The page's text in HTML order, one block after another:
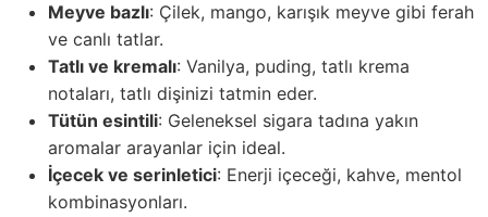
Meyve bazlı: Çilek, mango, karışık meyve gibi ferah
ve canlı tatlar.
Tatlı ve kremalı: Vanilya, puding, tatlı krema
notaları, tatlı dişinizi tatmin eder.
Tütün esintili: Geleneksel sigara tadına yakın
aromalar arayanlar için ideal.
İçecek ve serinletici: Enerji içeceği, kahve, mentol
kombinasyonları.